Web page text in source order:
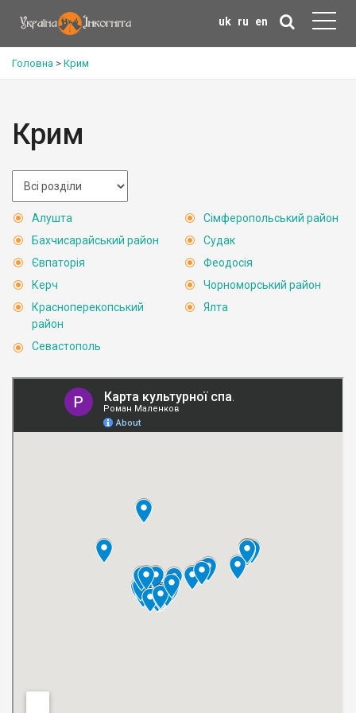
uk ru en
Головна > Крим
Крим
Алушта
Бахчисарайський район
Євпаторія
Керч
Красноперекопський
район
Севастополь
Сімферопольський район
Судак
Феодосія
Чорноморський район
Ялта